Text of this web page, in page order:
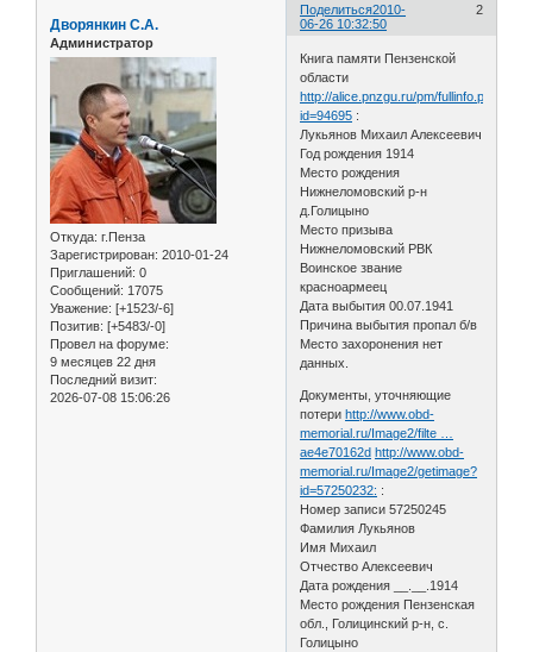
Поделиться 2
2010-
06-26 10:32:50
Дворянкин С.А.
Администратор
Откуда: г.Пенза
Зарегистрирован: 2010-01-24
Приглашений: 0
Сообщений: 17075
Уважение: [+1523/-6]
Позитив: [+5483/-0]
Провел на форуме:
9 месяцев 22 дня
Последний визит:
2026-07-08 15:06:26
Книга памяти Пензенской
области
http://alice.pnzgu.ru/pm/fullinfo.php?
id=94695 :
Лукьянов Михаил Алексеевич
Год рождения 1914
Место рождения
Нижнеломовский р-н
д.Голицыно
Место призыва
Нижнеломовский РВК
Воинское звание
красноармеец
Дата выбытия 00.07.1941
Причина выбытия пропал б/в
Место захоронения нет
данных.
Документы, уточняющие
потериhttp://www.obd-
memorial.ru/Image2/filte …
ae4e70162d http://www.obd-
memorial.ru/Image2/getimage?
id=57250232: :
Номер записи 57250245
Фамилия Лукьянов
Имя Михаил
Отчество Алексеевич
Дата рождения __.__.1914
Место рождения Пензенская
обл., Голицинский р-н, с.
Голицыно